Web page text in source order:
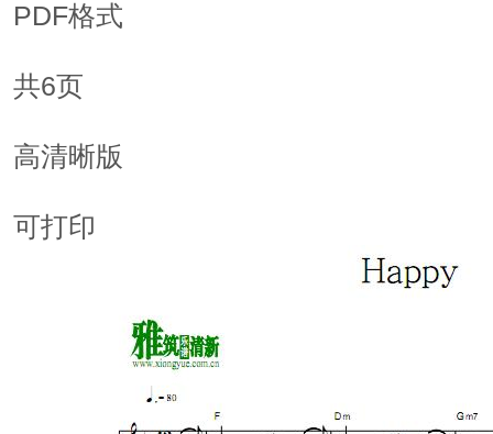
PDF格式
共6页
高清晰版
可打印